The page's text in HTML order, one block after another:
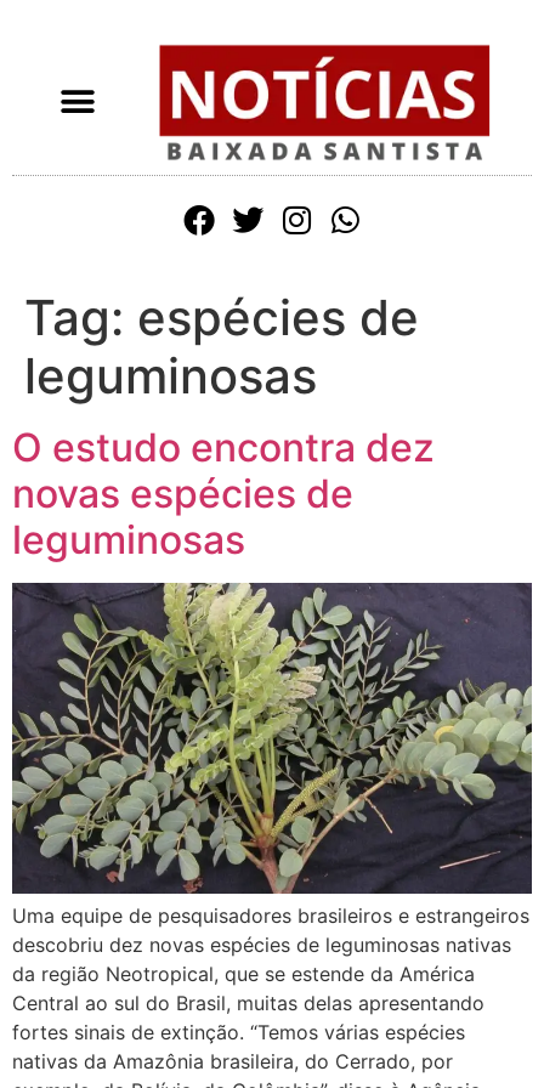
Tag: espécies de
leguminosas
O estudo encontra dez
novas espécies de
leguminosas
Uma equipe de pesquisadores brasileiros e estrangeiros
descobriu dez novas espécies de leguminosas nativas
da região Neotropical, que se estende da América
Central ao sul do Brasil, muitas delas apresentando
fortes sinais de extinção. “Temos várias espécies
nativas da Amazônia brasileira, do Cerrado, por